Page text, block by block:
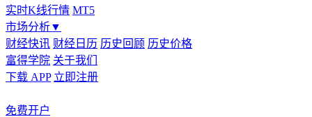
实时K线行情 MT5
市场分析▼
财经快讯 财经日历 历史回顾 历史价格
富得学院 关于我们
下载 APP 立即注册
免费开户